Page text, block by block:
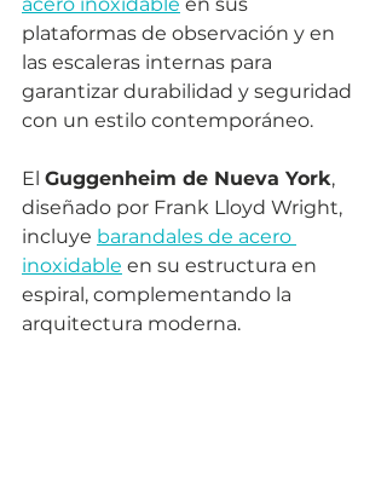
plataformas de observación y en
las escaleras internas para
garantizar durabilidad y seguridad
con un estilo contemporáneo.
El Guggenheim de Nueva York,
diseñado por Frank Lloyd Wright,
incluye barandales de acero
inoxidable en su estructura en
espiral, complementando la
arquitectura moderna.